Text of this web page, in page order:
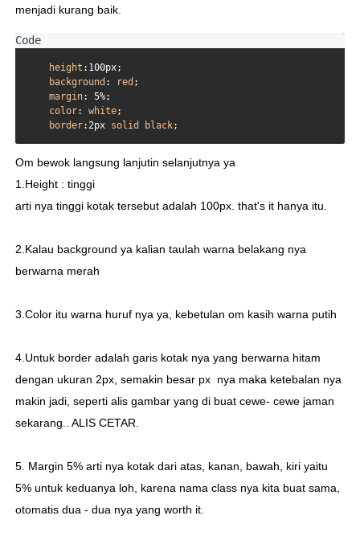
menjadi kurang baik.
height :100px;
background : red ;
margin: 5%;
color: white;
border:2px solid black;
Om bewok langsung lanjutin selanjutnya ya
1.Height : tinggi
arti nya tinggi kotak tersebut adalah 100px. that's it hanya itu.
2.Kalau background ya kalian taulah warna belakang nya
berwarna merah
3.Color itu warna huruf nya ya, kebetulan om kasih warna putih
4.Untuk border adalah garis kotak nya yang berwarna hitam
dengan ukuran 2px, semakin besar px nya maka ketebalan nya
makin jadi, seperti alis gambar yang di buat cewe- cewe jaman
sekarang.. ALIS CETAR.
5. Margin 5% arti nya kotak dari atas, kanan, bawah, kiri yaitu
5% untuk keduanya loh, karena nama class nya kita buat sama,
otomatis dua - dua nya yang worth it.